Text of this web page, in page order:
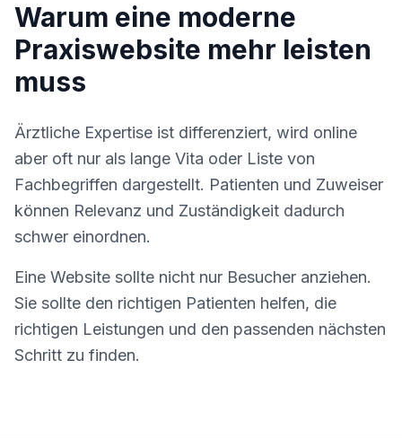
Warum eine moderne
Praxiswebsite mehr leisten
muss
Ärztliche Expertise ist differenziert, wird online
aber oft nur als lange Vita oder Liste von
Fachbegriffen dargestellt. Patienten und Zuweiser
können Relevanz und Zuständigkeit dadurch
schwer einordnen.
Eine Website sollte nicht nur Besucher anziehen.
Sie sollte den richtigen Patienten helfen, die
richtigen Leistungen und den passenden nächsten
Schritt zu finden.